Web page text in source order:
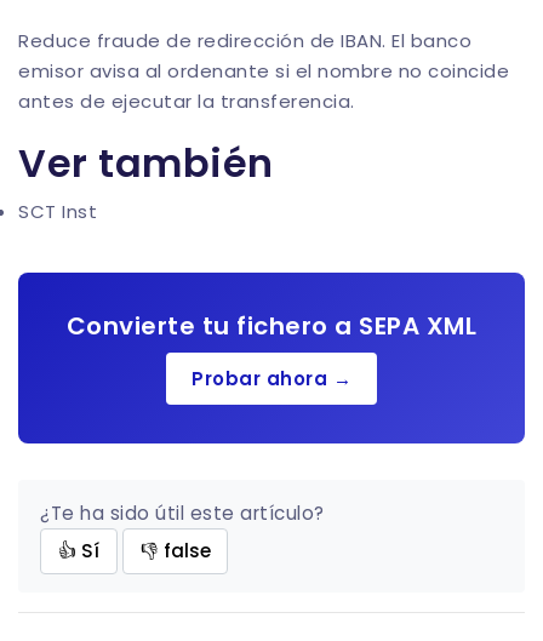
Reduce fraude de redirección de IBAN. El banco
emisor avisa al ordenante si el nombre no coincide
antes de ejecutar la transferencia.
Ver también
SCT Inst
Convierte tu fichero a SEPA XML
Probar ahora →
¿Te ha sido útil este artículo?
👍 Sí
👎 false